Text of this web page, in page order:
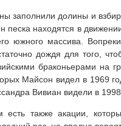
заполнили долины и
песка находятся в
южного массива.
дождя для того,
браконьерами на
Майсон видел в 1969
Вивиан видели в 1998
есть также акации,